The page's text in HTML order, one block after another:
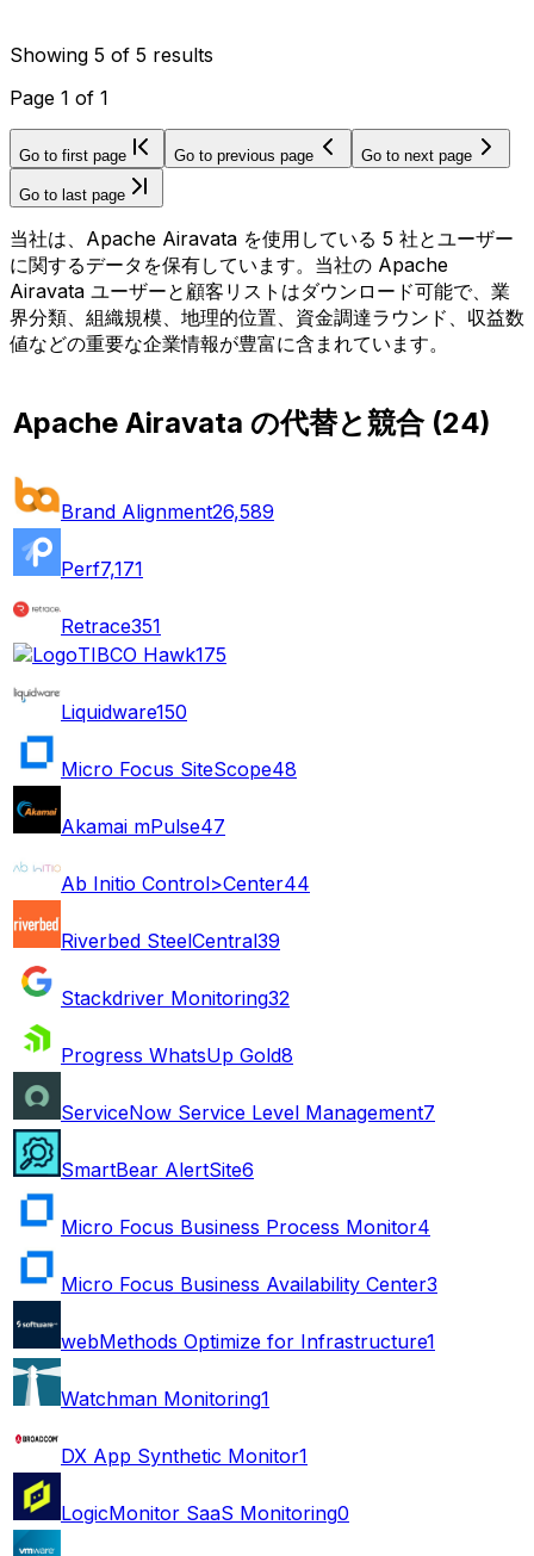
Showing 5 of 5 results
Page 1 of 1
Go to first page Go to previous page Go to next page
Go to last page
当社は、Apache Airavata を使用している 5 社とユーザー
に関するデータを保有しています。当社の Apache
Airavata ユーザーと顧客リストはダウンロード可能で、業
界分類、組織規模、地理的位置、資金調達ラウンド、収益数
値などの重要な企業情報が豊富に含まれています。
Apache Airavata の代替と競合(24)
Brand Alignment26,589
Perf7,171
Retrace351
TIBCO Hawk175
Liquidware150
Micro Focus SiteScope48
Akamai mPulse47
Ab Initio Control>Center44
Riverbed SteelCentral39
Stackdriver Monitoring32
Progress WhatsUp Gold8
ServiceNow Service Level Management7
SmartBear AlertSite6
Micro Focus Business Process Monitor4
Micro Focus Business Availability Center3
webMethods Optimize for Infrastructure1
Watchman Monitoring1
DX App Synthetic Monitor1
LogicMonitor SaaS Monitoring0